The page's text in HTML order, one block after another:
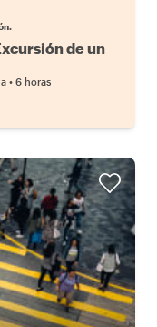
de un
• 6 horas